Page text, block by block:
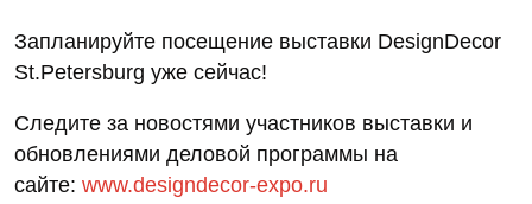
Запланируйте посещение выставки DesignDecor
St.Petersburg уже сейчас!
Следите за новостями участников выставки и
обновлениями деловой программы на
сайте: www.designdecor-expo.ru